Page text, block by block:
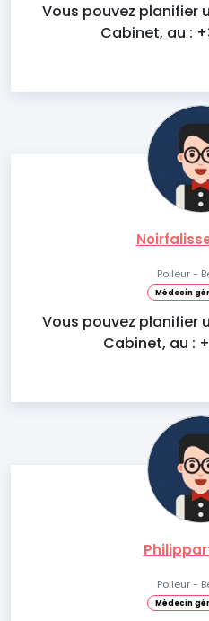
Vous pouvez planifier
Cabinet, au :
Polleur -
Médecin
Vous pouvez planifier
Cabinet, au :
Polleur -
Médecin